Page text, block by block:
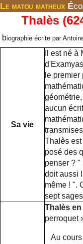
Le matou matheux
Thalès
biographie écrite par
Sa vie
Il est né
le
aucun
Thalès
posé des
penser ? "
doit aussi
même ! ".
sept
Thalès
perroquet
Au cours